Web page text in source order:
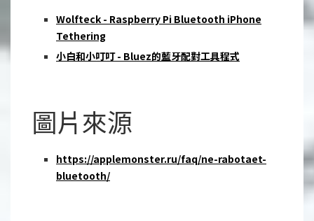
Wolfteck - Raspberry Pi Bluetooth iPhone
Tethering
小白和小叮叮 - Bluez的藍牙配對工具程式
圖片來源
https://applemonster.ru/faq/ne-rabotaet-
bluetooth/